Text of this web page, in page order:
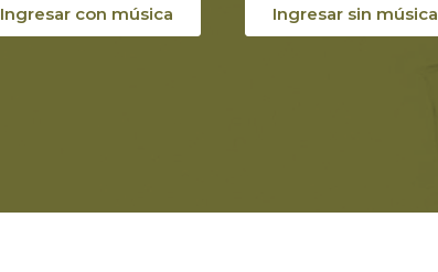
Ingresar con música Ingresar sin música